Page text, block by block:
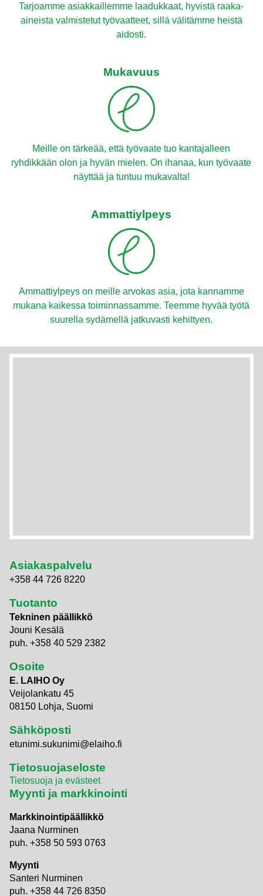
Tarjoamme asiakkaillemme laadukkaat, hyvistä raaka-
aineista valmistetut työvaatteet, sillä välitämme heistä
aidosti.
Mukavuus
Meille on tärkeää, että työvaate tuo kantajalleen
ryhdikkään olon ja hyvän mielen. On ihanaa, kun työvaate
näyttää ja tuntuu mukavalta!
Ammattiylpeys
Ammattiylpeys on meille arvokas asia, jota kannamme
mukana kaikessa toiminnassamme. Teemme hyvää työtä
suurella sydämellä jatkuvasti kehittyen.
Asiakaspalvelu
+358 44 726 8220
Tuotanto
Tekninen päällikkö
Jouni Kesälä
puh. +358 40 529 2382
Osoite
E. LAIHO Oy
Veijolankatu 45
08150 Lohja, Suomi
Sähköposti
etunimi.sukunimi@elaiho.fi
Tietosuojaseloste
Tietosuoja ja evästeet
Myynti ja markkinointi
Markkinointipäällikkö
Jaana Nurminen
puh. +358 50 593 0763
Myynti
Santeri Nurminen
puh. +358 44 726 8350